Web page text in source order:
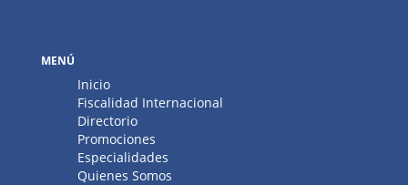
MENÚ
Inicio
Fiscalidad Internacional
Directorio
Promociones
Especialidades
Quienes Somos